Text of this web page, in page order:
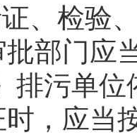
、检验
部门应
排污单位
，应当